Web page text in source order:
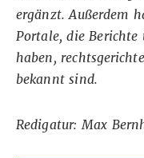
ergänzt. Außerdem
Portale, die Berichte
haben,
bekannt sind.
Redigatur: Max